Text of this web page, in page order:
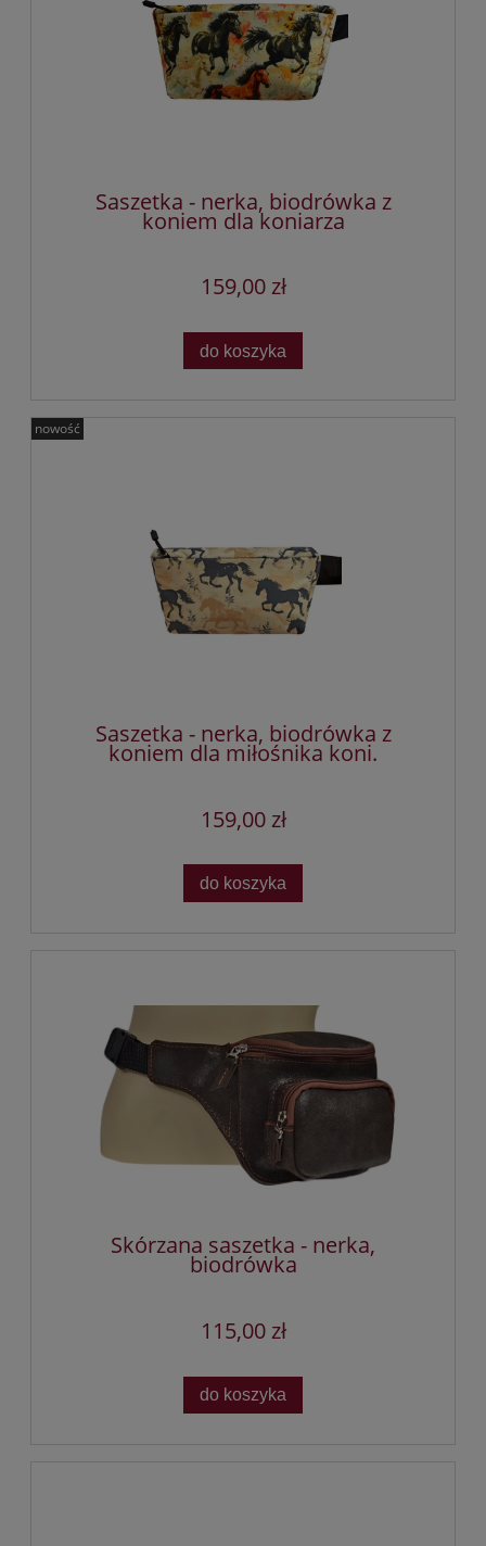
Saszetka - nerka, biodrówka z
koniem dla koniarza
159,00 zł
do koszyka
Saszetka - nerka, biodrówka z
koniem dla miłośnika koni.
159,00 zł
do koszyka
nowość
Skórzana saszetka - nerka,
biodrówka
115,00 zł
do koszyka